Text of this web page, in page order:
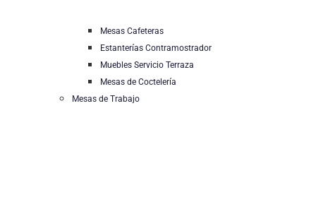
Mesas Cafeteras
Estanterías Contramostrador
Muebles Servicio Terraza
Mesas de Coctelería
Mesas de Trabajo